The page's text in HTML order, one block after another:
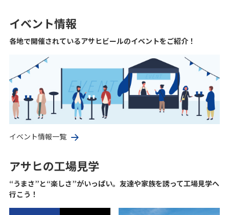
イベント情報
各地で開催されているアサヒビールのイベントをご紹介！
イベント情報一覧
アサヒの工場見学
“うまさ”と“楽しさ”がいっぱい。友達や家族を誘って工場見学へ
行こう！